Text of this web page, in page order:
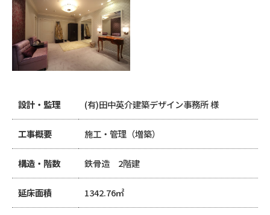
設計・監理 (有)田中英介建築デザイン事務所 様
工事概要 施工・管理（増築）
構造・階数 鉄骨造 2階建
延床面積 1342.76㎡